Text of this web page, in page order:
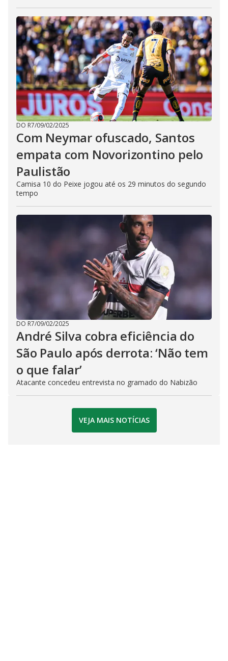
DO R7/09/02/2025
Com Neymar ofuscado, Santos
empata com Novorizontino pelo
Paulistão
Camisa 10 do Peixe jogou até os 29 minutos do segundo
tempo
DO R7/09/02/2025
André Silva cobra eficiência do
São Paulo após derrota: ‘Não tem
o que falar’
Atacante concedeu entrevista no gramado do Nabizão
VEJA MAIS NOTÍCIAS